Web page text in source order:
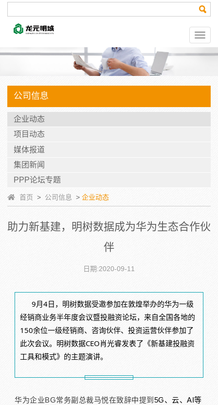
公司信息
企业动态
项目动态
媒体报道
集团新闻
PPP论坛专题
首页 > 公司信息 > 企业动态
助力新基建，明树数据成为华为生态合作伙
伴
日期:2020-09-11
9月4日， 明树数据受邀参加在敦煌举办的华为一级
经销商业务半年度会议暨投融资论坛，来自全国各地的
150余位一级经销商、咨询伙伴、投资运营伙伴参加了
此次会议。 明树数据CEO肖光睿发表了《新基建投融资
工具和模式》的主题演讲。
华为企业BG常务副总裁马悦在致辞中提到 5G、云、 AI等